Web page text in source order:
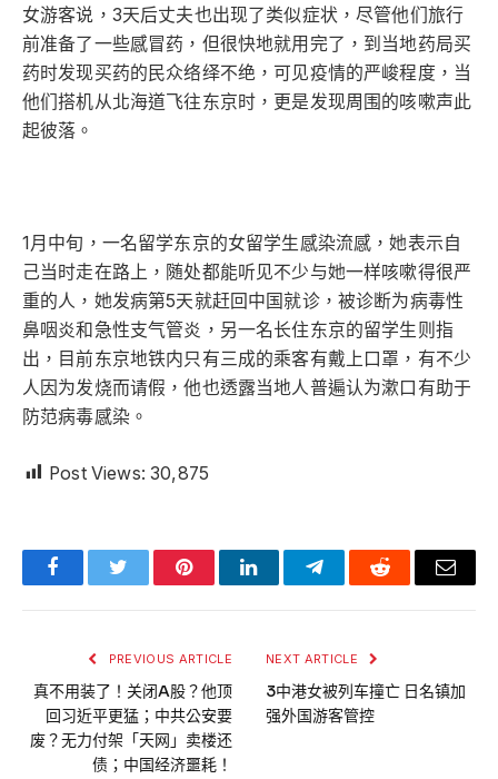
女游客说，3天后丈夫也出现了类似症状，尽管他们旅行
前准备了一些感冒药，但很快地就用完了，到当地药局买
药时发现买药的民众络绎不绝，可见疫情的严峻程度，当
他们搭机从北海道飞往东京时，更是发现周围的咳嗽声此
起彼落。
1月中旬，一名留学东京的女留学生感染流感，她表示自
己当时走在路上，随处都能听见不少与她一样咳嗽得很严
重的人，她发病第5天就赶回中国就诊，被诊断为病毒性
鼻咽炎和急性支气管炎，另一名长住东京的留学生则指
出，目前东京地铁内只有三成的乘客有戴上口罩，有不少
人因为发烧而请假，他也透露当地人普遍认为漱口有助于
防范病毒感染。
Post Views: 30,875
FacebookTwitter PinterestLinkedInTelegramReddit Email
PREVIOUS ARTICLE
真不用装了！关闭A股？他顶
回习近平更猛；中共公安要
废？无力付架「天网」卖楼还
债；中国经济噩耗！
NEXT ARTICLE
3中港女被列车撞亡 日名镇加
强外国游客管控